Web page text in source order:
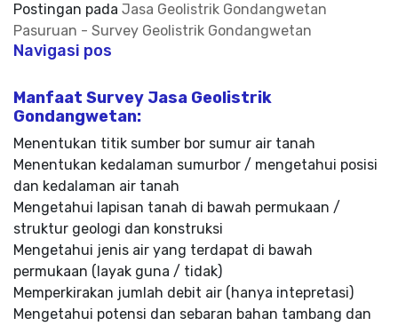
Postingan pada Jasa Geolistrik Gondangwetan
Pasuruan - Survey Geolistrik Gondangwetan
Navigasi pos
Manfaat Survey Jasa Geolistrik
Gondangwetan:
Menentukan titik sumber bor sumur air tanah
Menentukan kedalaman sumurbor / mengetahui posisi
dan kedalaman air tanah
Mengetahui lapisan tanah di bawah permukaan /
struktur geologi dan konstruksi
Mengetahui jenis air yang terdapat di bawah
permukaan (layak guna / tidak)
Memperkirakan jumlah debit air (hanya intepretasi)
Mengetahui potensi dan sebaran bahan tambang dan